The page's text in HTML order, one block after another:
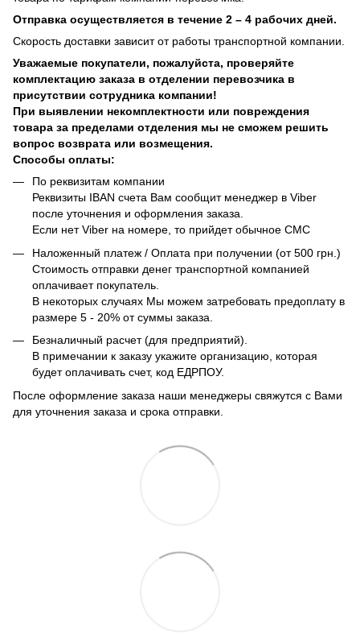
Отправка осуществляется в течение 2 – 4 рабочих дней.
Скорость доставки зависит от работы транспортной компании.
Уважаемые покупатели, пожалуйста, проверяйте
комплектацию заказа в отделении перевозчика в
присутствии сотрудника компании!
При выявлении некомплектности или повреждения
товара за пределами отделения мы не сможем решить
вопрос возврата или возмещения.
Способы оплаты:
По реквизитам компании
Реквизиты IBAN счета Вам сообщит менеджер в Viber
после уточнения и оформления заказа.
Если нет Viber на номере, то прийдет обычное СМС
Наложенный платеж / Оплата при получении (от 500 грн.)
Стоимость отправки денег транспортной компанией
оплачивает покупатель.
В некоторых случаях Мы можем затребовать предоплату в
размере 5 - 20% от суммы заказа.
Безналичный расчет (для предприятий).
В примечании к заказу укажите организацию, которая
будет оплачивать счет, код ЕДРПОУ.
После оформление заказа наши менеджеры свяжутся с Вами
для уточнения заказа и срока отправки.